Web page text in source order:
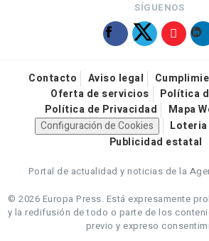
SÍGUENOS
Contacto Aviso legal
Oferta de servicios
Política
Política de Privacidad
Mapa
Configuración de Cookies
Loteria
Publicidad estatal
Portal de actualidad y noticias de la
© 2026 Europa Press. Está expresamente
y la redifusión de todo o parte de los
previo y expreso